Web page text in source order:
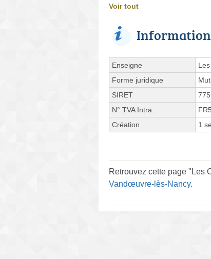
Voir tout
Enseigne
Forme juridique
SIRET
N° TVA Intra.
Création
1
Retrouvez cette page "Les
Vandœuvre-lès-Nancy.